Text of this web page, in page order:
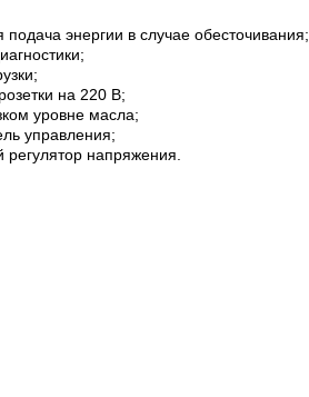
подача энергии в случае обесточивания;
на 220 В;
уровне масла;
управления;
регулятор напряжения.